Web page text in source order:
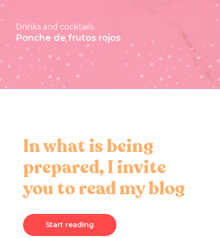
Drinks and cocktails
Ponche de frutos rojos
In what is being
prepared, I invite
you to read my blog
Start reading